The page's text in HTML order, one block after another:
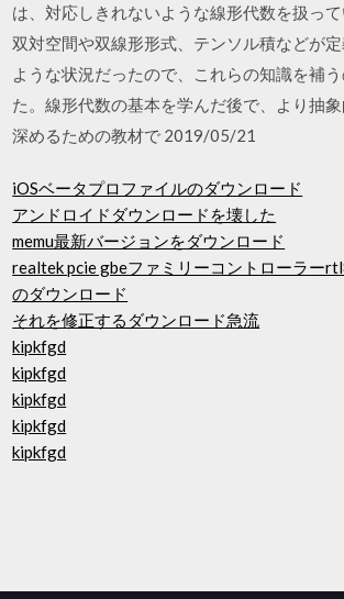
は、対応しきれないような線形代数を扱って
双対空間や双線形形式、テンソル積などが
ような状況だったので、これらの知識を補う
た。線形代数の基本を学んだ後で、より抽
深めるための教材で 2019/05/21
iOSベータプロファイルのダウンロード
アンドロイドダウンロードを壊した
memu最新バージョンをダウンロード
realtek pcie gbeファミリーコントローラー
のダウンロード
それを修正するダウンロード急流
kipkfgd
kipkfgd
kipkfgd
kipkfgd
kipkfgd